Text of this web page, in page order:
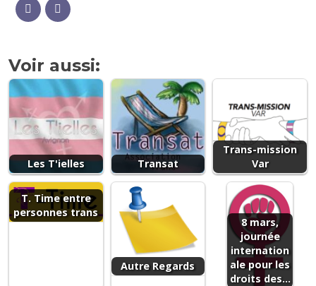
Voir aussi:
Les T'ielles Transat
Trans-mission
Var
T. Time entre
personnes trans
Autre Regards
8 mars,
journée
internation
ale pour les
droits des…